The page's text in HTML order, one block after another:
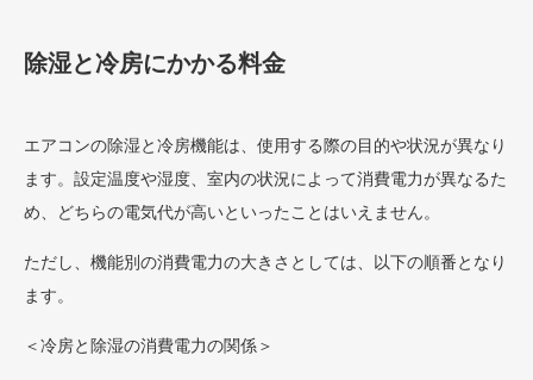
除湿と冷房にかかる料金
エアコンの除湿と冷房機能は、使用する際の目的や状況が異なり
ます。設定温度や湿度、室内の状況によって消費電力が異なるた
め、どちらの電気代が高いといったことはいえません。
ただし、機能別の消費電力の大きさとしては、以下の順番となり
ます。
＜冷房と除湿の消費電力の関係＞